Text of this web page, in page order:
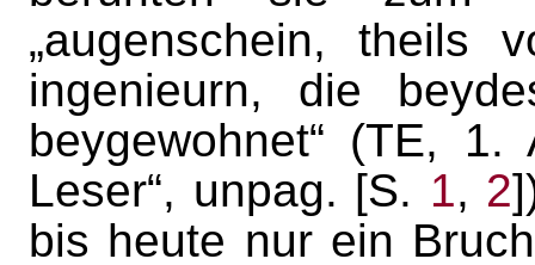
„augenschein, theils
ingenieurn, die
beygewohnet“ (TE,
Leser“, unpag. [S. 1, 2
bis heute nur ein